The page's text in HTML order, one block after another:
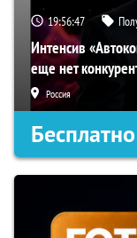
19:56:46
Интенсив
еще нет
Россия
Бесплатно